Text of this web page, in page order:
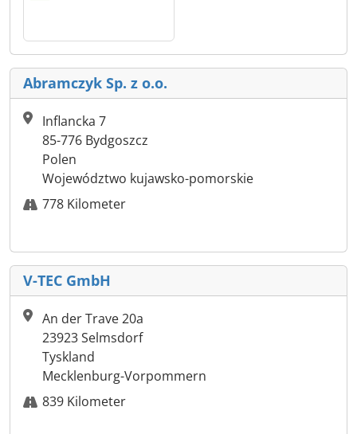
Abramczyk Sp. z o.o.
Inflancka 7
85-776 Bydgoszcz
Polen
Województwo kujawsko-pomorskie
778 Kilometer
V-TEC GmbH
An der Trave 20a
23923 Selmsdorf
Tyskland
Mecklenburg-Vorpommern
839 Kilometer